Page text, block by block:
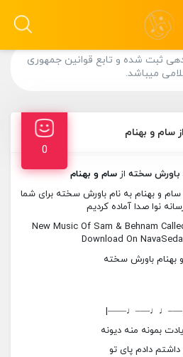
ثبت شده و تابع قوانین جمهوری
میباشد.
سام و بهنام
0
باورش سخته ازسام و بهنام
و بهنام به نام باورش سخته برای شما
نوا صدا آماده کردیم
New Music Of Sam & Behnam
Download On
بمونه منه دیونه
دادم پای تو